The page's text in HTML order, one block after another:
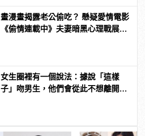
畫漫畫揭露老公偷吃？ 懸疑愛情電影
《偷情連載中》夫妻暗黑心理戰展
女生圈裡有一個說法：據說「這樣
子」吻男生，他們會從此不想離開自